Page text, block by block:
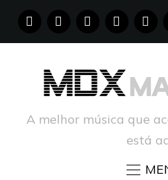
FACEBOOKINSTAGRAM
YOUTUBE
A melhor música que
está